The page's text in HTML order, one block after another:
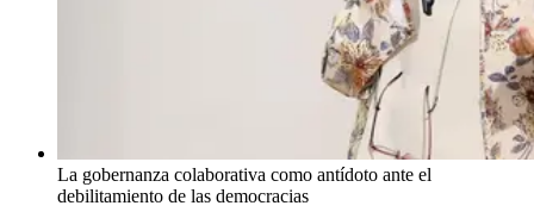
La gobernanza colaborativa como antídoto ante el
debilitamiento de las democracias